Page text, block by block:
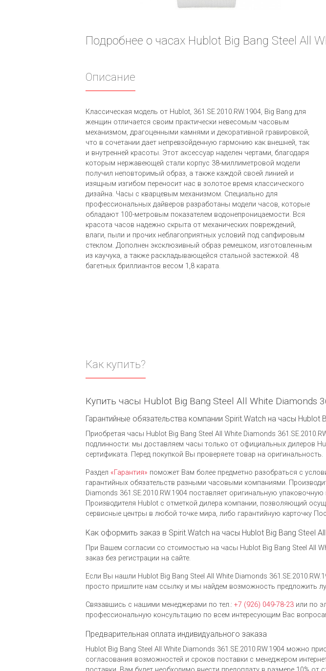
Подробнее о часах Hublot Big Bang Steel All
Описание
Классическая модель от Hublot, 361.SE.2010.RW.1904, Big Bang для
женщин отличается своим практически невесомым часовым
механизмом, драгоценными камнями и декоративной гравировкой,
что в сочетании дает непревзойденную гармонию как внешней, так
и внутренней красоты. Этот аксессуар наделен чертами, благодаря
которым нержавеющей стали корпус 38-миллиметровой модели
получил неповторимый образ, а также каждой своей линией и
изящным изгибом переносит нас в золотое время классического
дизайна. Часы с кварцевым механизмом. Специально для
профессиональных дайверов разработаны модели часов, которые
обладают 100-метровым показателем водонепроницаемости. Вся
красота часов надежно скрыта от механических повреждений,
влаги, пыли и прочих неблагоприятных условий под сапфировым
стеклом. Дополнен эксклюзивный образ ремешком, изготовленным
из каучука, а также раскладывающейся стальной застежкой. 48
багетных бриллиантов весом 1,8 карата.
Как купить?
Купить часы Hublot Big Bang Steel All White Diamonds
Гарантийные обязательства компании Spirit.Watch на часы
Приобретая часы Hublot Big Bang Steel All White Diamonds
подлинности: мы доставляем часы только от официальных дилеров
сертификата. Перед покупкой Вы проверяете товар на оригинальность.
Раздел «Гарантия» поможет Вам более предметно разобраться с
гарантийных обязательств разными часовыми компаниями.
Diamonds 361.SE.2010.RW.1904 поставляет оригинальную
Производителя Hublot c отметкой дилера компании, позволяющий
сервисные центры в любой точке мира, либо гарантийную карточку
Как оформить заказ в Spirit.Watch на часы Hublot Big Bang Steel
При Вашем согласии со стоимостью на часы Hublot Big Bang Steel All
заказ без регистрации на сайте.
Если Вы нашли Hublot Big Bang Steel All White Diamonds
просто пришлите нам ссылку и мы найдем возможность предложить
Связавшись с нашими менеджерами по тел.: +7 (926) 049-78-23 или по
профессиональную консультацию по всем интересующим Вас
Предварительная оплата индивидуального заказа
Hublot Big Bang Steel All White Diamonds 361.SE.2010.RW.1904 можно
согласования возможностей и сроков поставки с менеджером